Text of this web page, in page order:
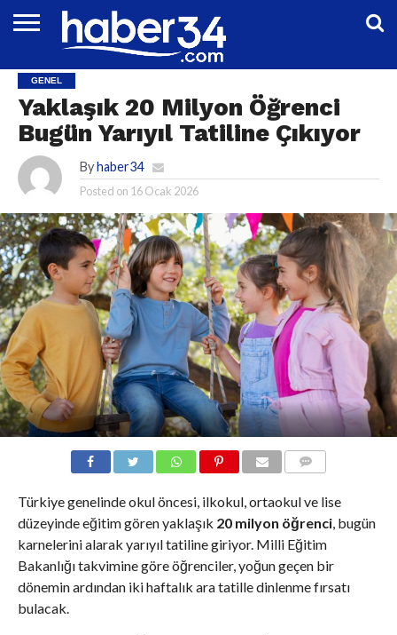
EĞITIM
EKONOMI
GENEL
MAGAZIN
OTOMOTIV
SIYASET
SPOR
TEKNOLOJI
GENEL
Yaklaşık 20 Milyon Öğrenci
Bugün Yarıyıl Tatiline Çıkıyor
By haber34
Posted on 16 Ocak 2026
Türkiye genelinde okul öncesi, ilkokul, ortaokul ve lise
düzeyinde eğitim gören yaklaşık 20 milyon öğrenci, bugün
karnelerini alarak yarıyıl tatiline giriyor. Milli Eğitim
Bakanlığı takvimine göre öğrenciler, yoğun geçen bir
dönemin ardından iki haftalık ara tatille dinlenme fırsatı
bulacak.